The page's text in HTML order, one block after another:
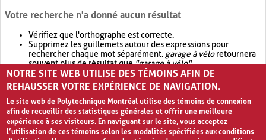
Votre recherche n'a donné aucun résultat
Vérifiez que l'orthographe est correcte.
Supprimez les guillemets autour des expressions pour
rechercher chaque mot séparément. garage à véloretournera
souvent plus de résultat que"garage à vélo".
Envisagez d'élargir votre recherche avec OR.garage OR vélo
retournera souvent plus de résultat quegarage à vélo
NOTRE SITE WEB UTILISE DES TÉMOINS AFIN DE
REHAUSSER VOTRE EXPÉRIENCE DE NAVIGATION.
Le site web de Polytechnique Montréal utilise des témoins de connexion
afin de recueillir des statistiques générales et offrir une meilleure
expérience à ses visiteurs. En naviguant sur le site, vous acceptez
l’utilisation de ces témoins selon les modalités spécifiées aux conditions